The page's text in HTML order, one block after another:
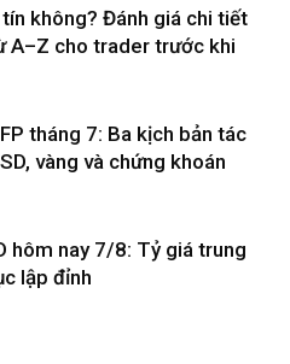
tín không? Đánh giá chi tiết
A–Z cho trader trước khi
tháng 7: Ba kịch bản tác
vàng và chứng khoán
hôm nay 7/8: Tỷ giá trung
lập đỉnh